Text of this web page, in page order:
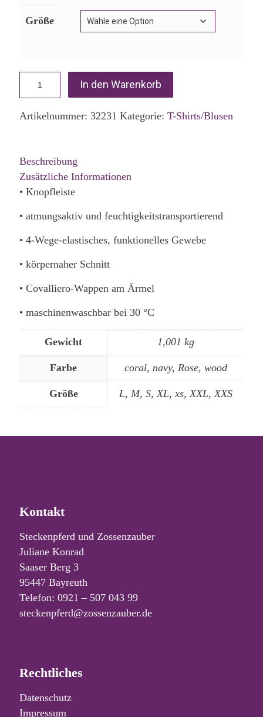
Größe
In den Warenkorb
Artikelnummer: 32231 Kategorie: T-Shirts/Blusen
Beschreibung
Zusätzliche Informationen
• Knopfleiste
• atmungsaktiv und feuchtigkeitstransportierend
• 4-Wege-elastisches, funktionelles Gewebe
• körpernaher Schnitt
• Covalliero-Wappen am Ärmel
• maschinenwaschbar bei 30 °C
Gewicht 1,001 kg
Farbe coral, navy, Rose, wood
Größe L, M, S, XL, xs, XXL, XXS
Kontakt
Steckenpferd und Zossenzauber
Juliane Konrad
Saaser Berg 3
95447 Bayreuth
Telefon: 0921 – 507 043 99
steckenpferd@zossenzauber.de
Rechtliches
Datenschutz
Impressum